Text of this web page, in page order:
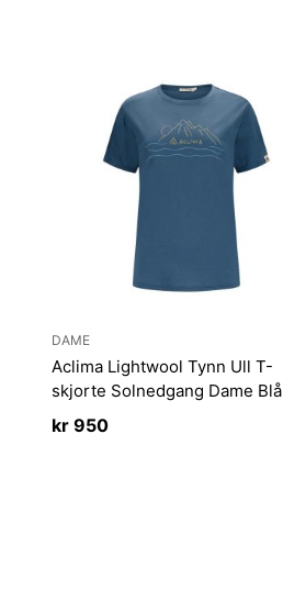
DAME
Aclima Lightwool Tynn Ull T-
skjorte Solnedgang Dame Blå
kr950